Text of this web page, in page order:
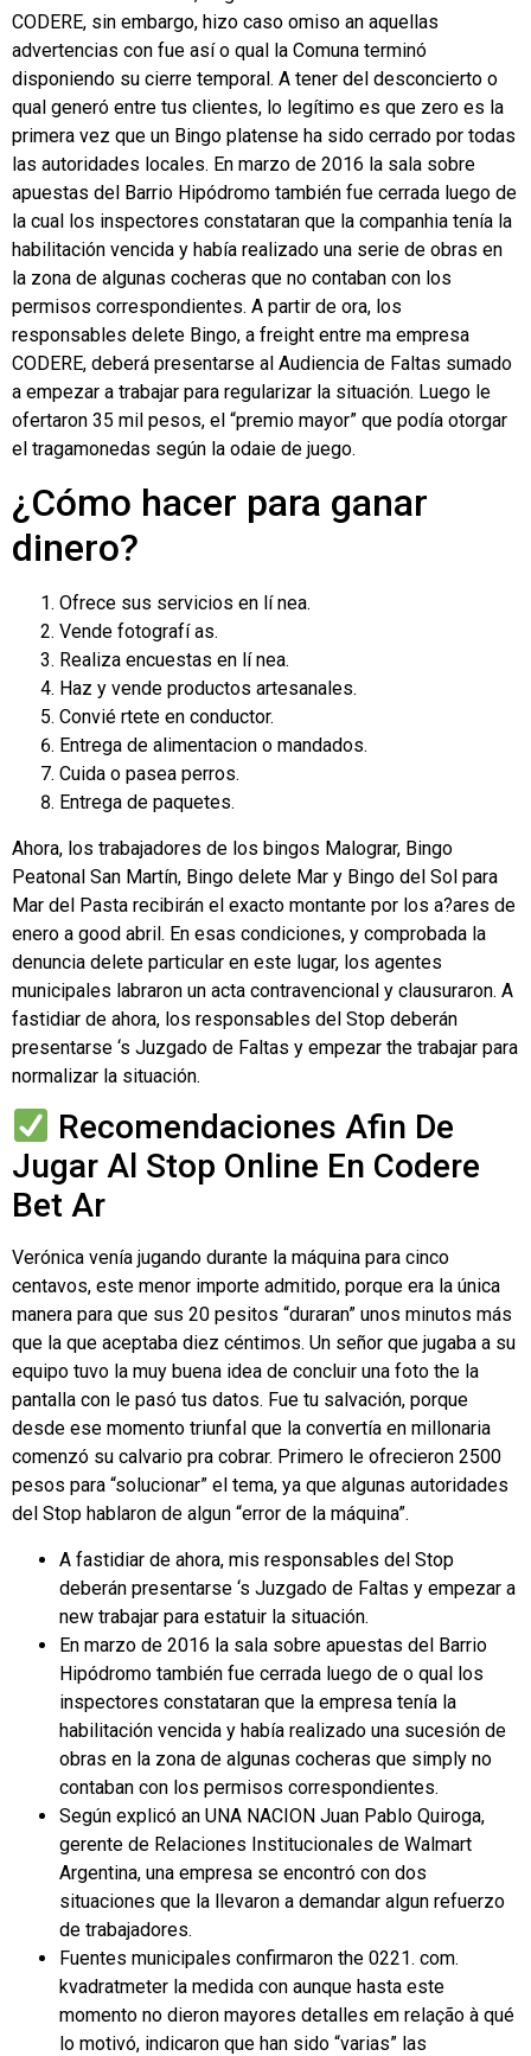
CODERE, sin embargo, hizo caso omiso an aquellas
advertencias con fue así o qual la Comuna terminó
disponiendo su cierre temporal. A tener del desconcierto o
qual generó entre tus clientes, lo legítimo es que zero es la
primera vez que un Bingo platense ha sido cerrado por todas
las autoridades locales. En marzo de 2016 la sala sobre
apuestas del Barrio Hipódromo también fue cerrada luego de
la cual los inspectores constataran que la companhia tenía la
habilitación vencida y había realizado una serie de obras en
la zona de algunas cocheras que no contaban con los
permisos correspondientes. A partir de ora, los
responsables delete Bingo, a freight entre ma empresa
CODERE, deberá presentarse al Audiencia de Faltas sumado
a empezar a trabajar para regularizar la situación. Luego le
ofertaron 35 mil pesos, el “premio mayor” que podía otorgar
el tragamonedas según la odaie de juego.
¿Cómo hacer para ganar
dinero?
Ofrece sus servicios en lí nea.
Vende fotografí as.
Realiza encuestas en lí nea.
Haz y vende productos artesanales.
Convié rtete en conductor.
Entrega de alimentacion o mandados.
Cuida o pasea perros.
Entrega de paquetes.
Ahora, los trabajadores de los bingos Malograr, Bingo
Peatonal San Martín, Bingo delete Mar y Bingo del Sol para
Mar del Pasta recibirán el exacto montante por los a?ares de
enero a good abril. En esas condiciones, y comprobada la
denuncia delete particular en este lugar, los agentes
municipales labraron un acta contravencional y clausuraron. A
fastidiar de ahora, los responsables del Stop deberán
presentarse ‘s Juzgado de Faltas y empezar the trabajar para
normalizar la situación.
Recomendaciones Afin De
Jugar Al Stop Online En Codere
Bet Ar
Verónica venía jugando durante la máquina para cinco
centavos, este menor importe admitido, porque era la única
manera para que sus 20 pesitos “duraran” unos minutos más
que la que aceptaba diez céntimos. Un señor que jugaba a su
equipo tuvo la muy buena idea de concluir una foto the la
pantalla con le pasó tus datos. Fue tu salvación, porque
desde ese momento triunfal que la convertía en millonaria
comenzó su calvario pra cobrar. Primero le ofrecieron 2500
pesos para “solucionar” el tema, ya que algunas autoridades
del Stop hablaron de algun “error de la máquina”.
A fastidiar de ahora, mis responsables del Stop
deberán presentarse ‘s Juzgado de Faltas y empezar a
new trabajar para estatuir la situación.
En marzo de 2016 la sala sobre apuestas del Barrio
Hipódromo también fue cerrada luego de o qual los
inspectores constataran que la empresa tenía la
habilitación vencida y había realizado una sucesión de
obras en la zona de algunas cocheras que simply no
contaban con los permisos correspondientes.
Según explicó an UNA NACION Juan Pablo Quiroga,
gerente de Relaciones Institucionales de Walmart
Argentina, una empresa se encontró con dos
situaciones que la llevaron a demandar algun refuerzo
de trabajadores.
Fuentes municipales confirmaron the 0221. com.
kvadratmeter la medida con aunque hasta este
momento no dieron mayores detalles em relação à qué
lo motivó, indicaron que han sido “varias” las